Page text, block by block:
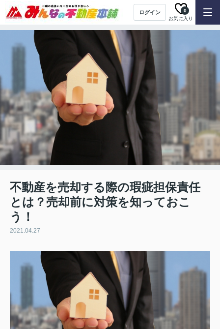
ログイン
お気に入り
0
不動産を売却する際の瑕疵担保責任
とは？売却前に対策を知っておこ
う！
2021.04.27